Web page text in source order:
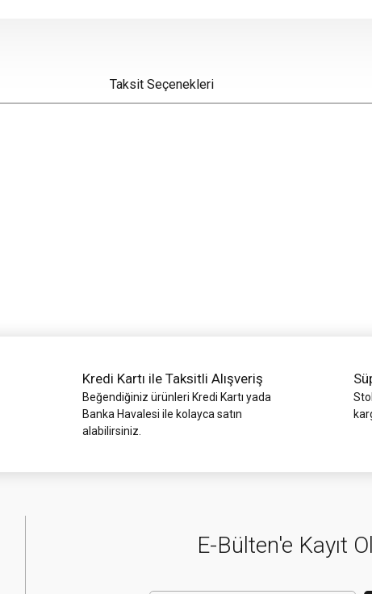
Taksit Seçenekleri
Kredi Kartı ile Taksitli Alışveriş
Beğendiğiniz ürünleri Kredi Kartı yada
Banka Havalesi ile kolayca satın
alabilirsiniz.
E-Bülten'e Kayıt